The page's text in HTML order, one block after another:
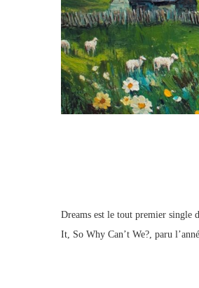
Dreams est le tout premier
It, So Why Can’t We?, paru